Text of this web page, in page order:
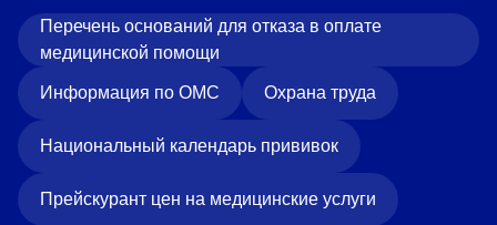
Перечень оснований для отказа в оплате
медицинской помощи
Информация по ОМС Охрана труда
Национальный календарь прививок
Прейскурант цен на медицинские услуги